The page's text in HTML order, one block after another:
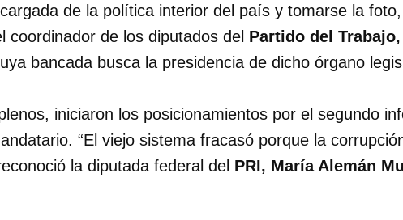
de la política interior del país y tomarse la
coordinador de los diputados del Partido del Trabajo,
bancada busca la presidencia de dicho órgano
iniciaron los posicionamientos por el segundo
“El viejo sistema fracasó porque la
la diputada federal del PRI, María Alemán